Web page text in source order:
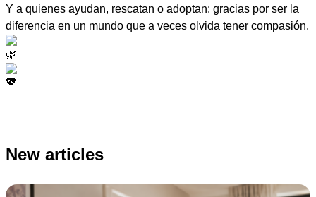
Y a quienes ayudan, rescatan o adoptan: gracias por ser la
diferencia en un mundo que a veces olvida tener compasión.
New articles